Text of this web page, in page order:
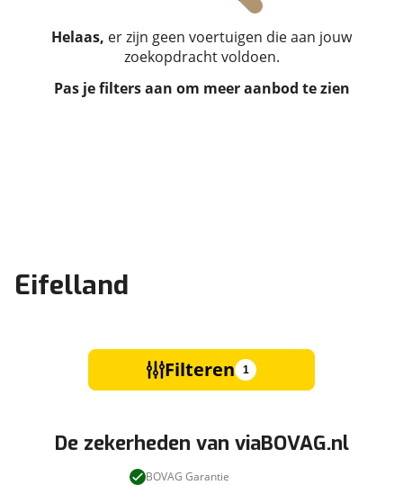
Helaas, er zijn geen voertuigen die aan jouw
zoekopdracht voldoen.
Pas je filters aan om meer aanbod te zien
Eifelland
Filteren 1
De zekerheden van viaBOVAG.nl
BOVAG Garantie